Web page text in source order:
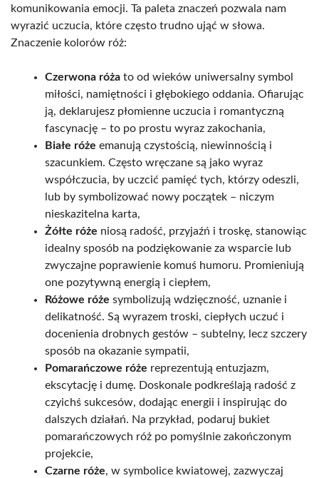
komunikowania emocji. Ta paleta znaczeń pozwala nam
wyrazić uczucia, które często trudno ująć w słowa.
Znaczenie kolorów róż:
Czerwona róża to od wieków uniwersalny symbol
miłości, namiętności i głębokiego oddania. Ofiarując
ją, deklarujesz płomienne uczucia i romantyczną
fascynację – to po prostu wyraz zakochania,
Białe róże emanują czystością, niewinnością i
szacunkiem. Często wręczane są jako wyraz
współczucia, by uczcić pamięć tych, którzy odeszli,
lub by symbolizować nowy początek – niczym
nieskazitelna karta,
Żółte róże niosą radość, przyjaźń i troskę, stanowiąc
idealny sposób na podziękowanie za wsparcie lub
zwyczajne poprawienie komuś humoru. Promieniują
one pozytywną energią i ciepłem,
Różowe róże symbolizują wdzięczność, uznanie i
delikatność. Są wyrazem troski, ciepłych uczuć i
docenienia drobnych gestów – subtelny, lecz szczery
sposób na okazanie sympatii,
Pomarańczowe róże reprezentują entuzjazm,
ekscytację i dumę. Doskonale podkreślają radość z
czyichś sukcesów, dodając energii i inspirując do
dalszych działań. Na przykład, podaruj bukiet
pomarańczowych róż po pomyślnie zakończonym
projekcie,
Czarne róże, w symbolice kwiatowej, zazwyczaj